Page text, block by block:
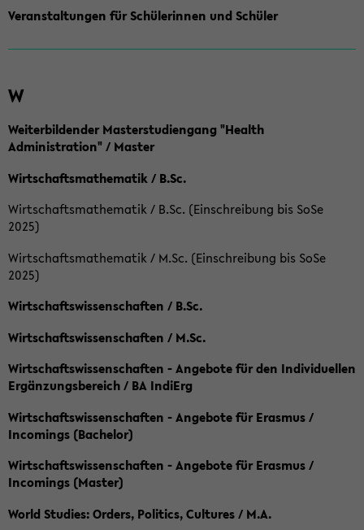
Veranstaltungen für Schülerinnen und Schüler
W
Weiterbildender Masterstudiengang "Health
Administration" / Master
Wirtschaftsmathematik / B.Sc.
Wirtschaftsmathematik / B.Sc. (Einschreibung bis SoSe
2025)
Wirtschaftsmathematik / M.Sc. (Einschreibung bis SoSe
2025)
Wirtschaftswissenschaften / B.Sc.
Wirtschaftswissenschaften / M.Sc.
Wirtschaftswissenschaften - Angebote für den Individuellen
Ergänzungsbereich / BA IndiErg
Wirtschaftswissenschaften - Angebote für Erasmus /
Incomings (Bachelor)
Wirtschaftswissenschaften - Angebote für Erasmus /
Incomings (Master)
World Studies: Orders, Politics, Cultures / M.A.